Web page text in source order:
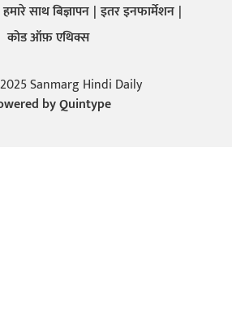
हमारे साथ बिज्ञापन इतर इनफार्मेशन
कोड ऑफ़ एथिक्स
Sanmarg Hindi Daily
byQuintype